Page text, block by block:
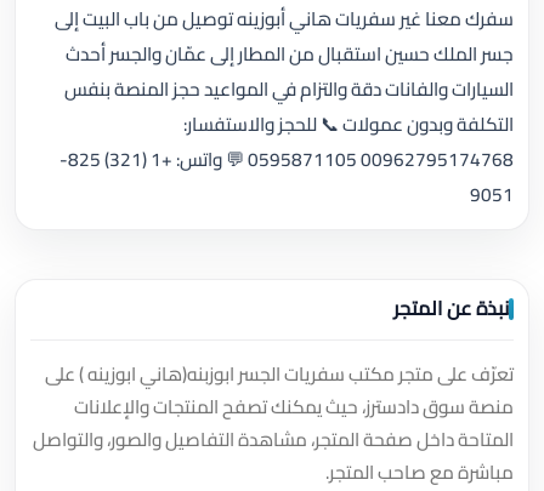
سفرك معنا غير سفريات هاني أبوزينه توصيل من باب البيت إلى
جسر الملك حسين استقبال من المطار إلى عمّان والجسر أحدث
السيارات والفانات دقة والتزام في المواعيد حجز المنصة بنفس
التكلفة وبدون عمولات 📞 للحجز والاستفسار:
00962795174768 0595871105 💬 واتس: +1 (321) 825-
9051
نبذة عن المتجر
تعرّف على متجر مكتب سفريات الجسر ابوزبنه(هاني ابوزينه ) على
منصة سوق دادسترز، حيث يمكنك تصفح المنتجات والإعلانات
المتاحة داخل صفحة المتجر، مشاهدة التفاصيل والصور، والتواصل
مباشرة مع صاحب المتجر.